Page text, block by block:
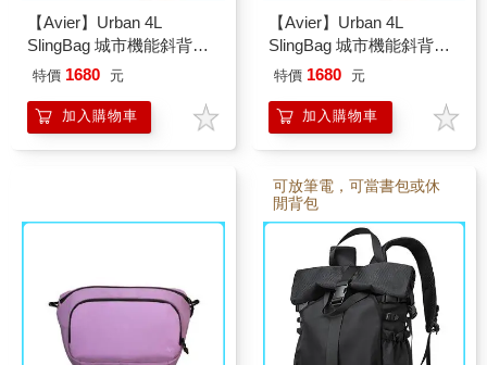
【Avier】Urban 4L
SlingBag 城市機能斜背包
(海洋藍)
特價 1680 元
加入購物車
【Avier】Urban 4L
SlingBag 城市機能斜背包
(蜜柑橙)
特價 1680 元
加入購物車
可放筆電，可當書包或休
閒背包